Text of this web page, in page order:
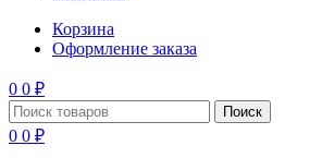
Корзина
Оформление заказа
0 0 ₽
Поиск
0 0 ₽